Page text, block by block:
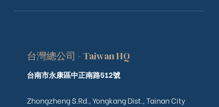
台灣總公司 - Taiwan HQ
台南市永康區中正南路512號
Zhongzheng S.Rd., Yongkang Dist., Tainan City